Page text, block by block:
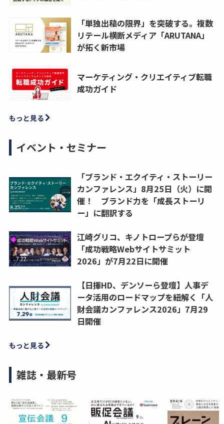
「単独出稿の限界」を突破する。複数
リテール横断メディア「ARUTANA」
が拓く新市場
マーケティング・クリエイティブ転職
成功ガイド
もっと見る
イベント・セミナー
「ブランド・エクイティ・ストーリー
カンファレンス」8月25日（火）に開
催！ ブランド力を「成長ストーリ
ー」に翻訳する
江崎グリコ、キノトロープらが登壇
「成功戦略Webサイトサミット
2026」が7月22日に開催
【日揮HD、デンソーら登壇】人事デ
ータ活用のロードマップを紐解く「人
財会議カンファレンス2026」7月29
日開催
もっと見る
雑誌・最新号